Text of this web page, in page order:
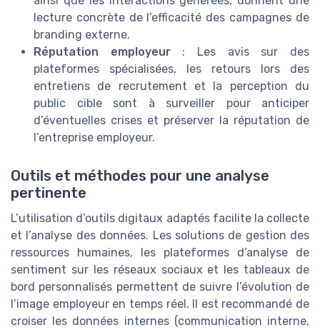
lecture concrète de l’efficacité des campagnes de
branding externe.
Réputation employeur: Les avis sur des
plateformes spécialisées, les retours lors des
entretiens de recrutement et la perception du
public cible sont à surveiller pour anticiper
d’éventuelles crises et préserver la réputation de
l’entreprise employeur.
Outils et méthodes pour une analyse
pertinente
L’utilisation d’outils digitaux adaptés facilite la collecte
et l’analyse des données. Les solutions de gestion des
ressources humaines, les plateformes d’analyse de
sentiment sur les réseaux sociaux et les tableaux de
bord personnalisés permettent de suivre l’évolution de
l’image employeur en temps réel. Il est recommandé de
croiser les données internes (communication interne,